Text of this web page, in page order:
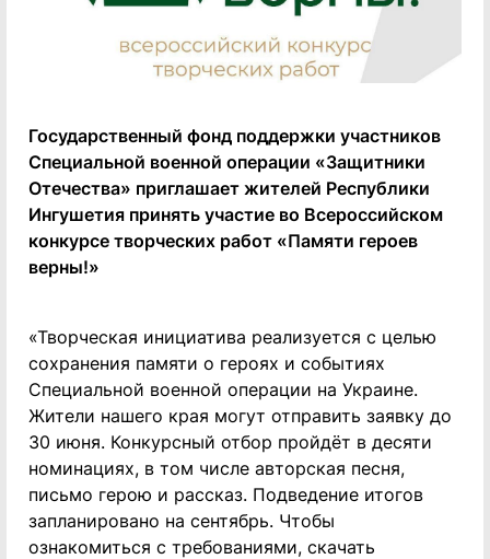
Государственный фонд поддержки участников
Специальной военной операции «Защитники
Отечества» приглашает жителей Республики
Ингушетия принять участие во Всероссийском
конкурсе творческих работ «Памяти героев
верны!»
«Творческая инициатива реализуется с целью
сохранения памяти о героях и событиях
Специальной военной операции на Украине.
Жители нашего края могут отправить заявку до
30 июня. Конкурсный отбор пройдёт в десяти
номинациях, в том числе авторская песня,
письмо герою и рассказ. Подведение итогов
запланировано на сентябрь. Чтобы
ознакомиться с требованиями, скачать